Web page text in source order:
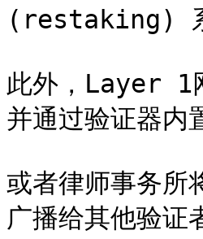
(restaking) 系
此外，Layer 1
并通过验证器内
或者律师事务所
广播给其他验证